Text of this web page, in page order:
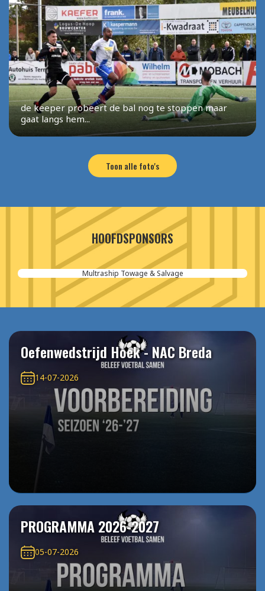
de keeper probeert de bal nog te stoppen maar
gaat langs hem...
Toon alle foto's
HOOFDSPONSORS
Aannemersbedrijf van der Poel
Oefenwedstrijd Hoek - NAC Breda
14-07-2026
PROGRAMMA 2026-2027
05-07-2026